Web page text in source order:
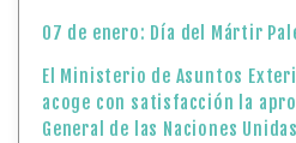
07 de enero: Día del Mártir
El Ministerio de Asuntos
acoge con satisfacción la
General de las Naciones